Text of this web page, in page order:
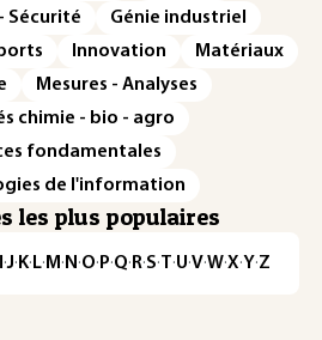
Sécurité
Génie industriel
Innovation
Matériaux
Mesures - Analyses
chimie - bio - agro
fondamentales
de l'information
les plus populaires
·J· K· L· M · N ·O· P·Q· R·S·T·U·V·W·X·Y·Z